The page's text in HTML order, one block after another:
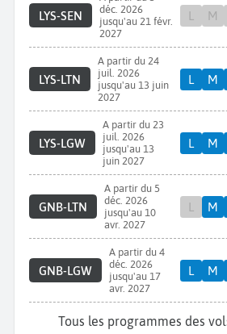
LYS-SEN
déc. 2026
jusqu'au 21 févr.
2027
L M
LYS-LTN
A partir du 24
juil. 2026
jusqu'au 13 juin
2027
L M
LYS-LGW
A partir du 23
juil. 2026
jusqu'au 13
juin 2027
L M
GNB-LTN
A partir du 5
déc. 2026
jusqu'au 10
avr. 2027
L M
GNB-LGW
A partir du 4
déc. 2026
jusqu'au 17
avr. 2027
L M
Tous les programmes des vols Easyjet vers